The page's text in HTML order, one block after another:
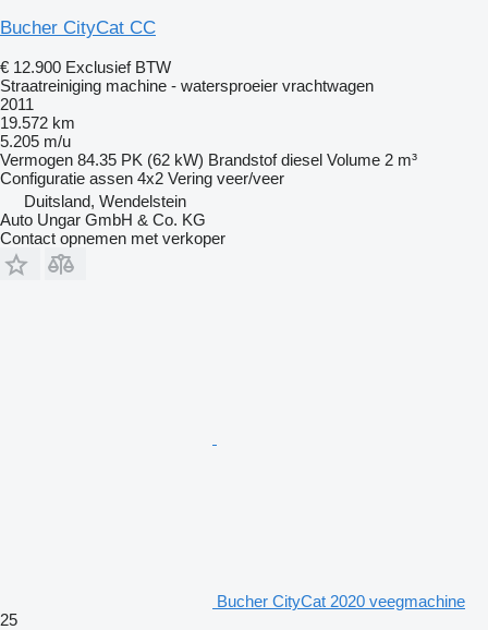
Bucher CityCat CC
€ 12.900 Exclusief BTW
Straatreiniging machine - watersproeier vrachtwagen
2011
19.572 km
5.205 m/u
Vermogen 84.35 PK (62 kW) Brandstof diesel Volume 2 m³
Configuratie assen 4x2 Vering veer/veer
Duitsland, Wendelstein
Auto Ungar GmbH & Co. KG
Contact opnemen met verkoper
Bucher CityCat 2020 veegmachine
25